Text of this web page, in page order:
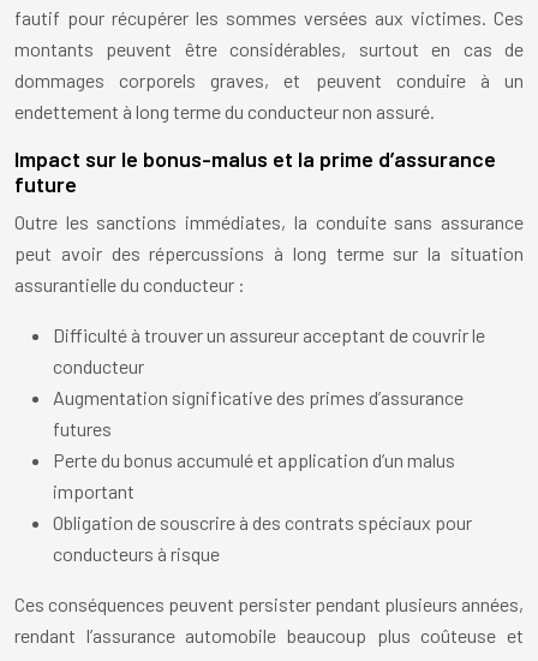
fautif pour récupérer les sommes versées aux victimes. Ces
montants peuvent être considérables, surtout en cas de
dommages corporels graves, et peuvent conduire à un
endettement à long terme du conducteur non assuré.
Impact sur le bonus-malus et la prime d’assurance
future
Outre les sanctions immédiates, la conduite sans assurance
peut avoir des répercussions à long terme sur la situation
assurantielle du conducteur :
Difficulté à trouver un assureur acceptant de couvrir le
conducteur
Augmentation significative des primes d’assurance
futures
Perte du bonus accumulé et application d’un malus
important
Obligation de souscrire à des contrats spéciaux pour
conducteurs à risque
Ces conséquences peuvent persister pendant plusieurs années,
rendant l’assurance automobile beaucoup plus coûteuse et